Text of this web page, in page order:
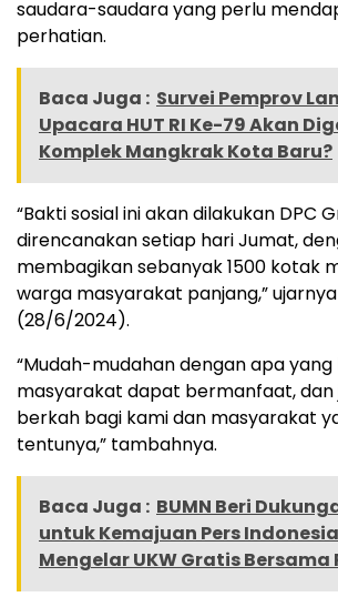
saudara-saudara yang perlu
perhatian.
Baca Juga : Survei Pemprov
Upacara HUT RI Ke-79 Akan
Komplek Mangkrak Kota Baru?
“Bakti sosial ini akan dilakukan DPC
direncanakan setiap hari Jumat,
membagikan sebanyak 1500 kotak
warga masyarakat panjang,” ujarnya
(28/6/2024).
“Mudah-mudahan dengan apa
masyarakat dapat bermanfaat, dan
berkah bagi kami dan masyarakat
tentunya,” tambahnya.
Baca Juga : BUMN Beri
untuk Kemajuan Pers
Mengelar UKW Gratis Bersama